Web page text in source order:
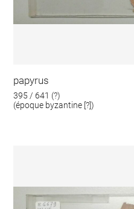
papyrus
395 / 641 (?)
(époque byzantine [?])